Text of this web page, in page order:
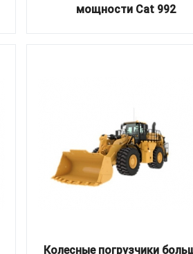
мощности Cat 992
Колесные погрузчики